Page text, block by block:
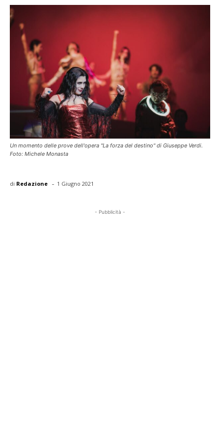
Un momento delle prove dell'opera "La forza del destino" di Giuseppe Verdi.
Foto: Michele Monasta
di Redazione - 1 Giugno 2021
- Pubblicità -